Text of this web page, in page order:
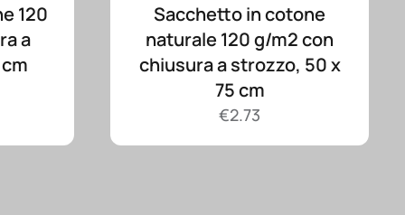
120
a
Sacchetto in cotone
naturale 120 g/m2 con
chiusura a strozzo, 50 x
75 cm
€2.73